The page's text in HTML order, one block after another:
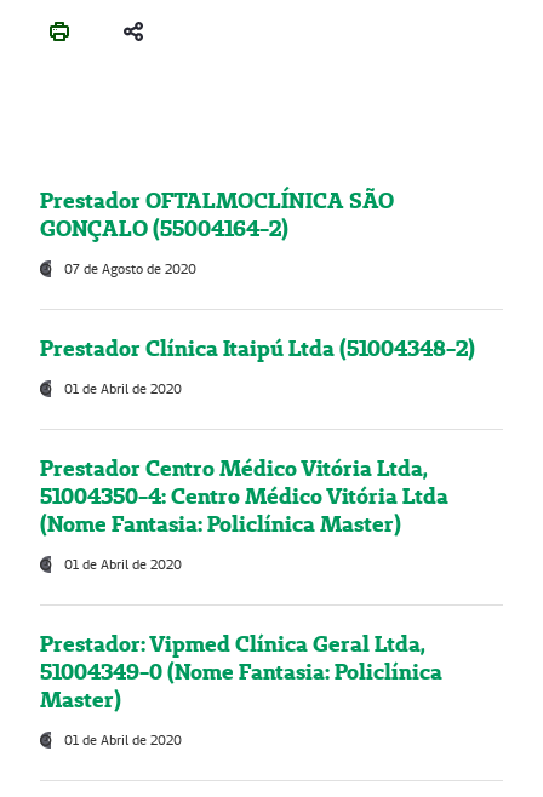
Prestador OFTALMOCLÍNICA SÃO
GONÇALO (55004164-2)
07 de Agosto de 2020
Prestador Clínica Itaipú Ltda (51004348-2)
01 de Abril de 2020
Prestador Centro Médico Vitória Ltda,
51004350-4: Centro Médico Vitória Ltda
(Nome Fantasia: Policlínica Master)
01 de Abril de 2020
Prestador: Vipmed Clínica Geral Ltda,
51004349-0 (Nome Fantasia: Policlínica
Master)
01 de Abril de 2020